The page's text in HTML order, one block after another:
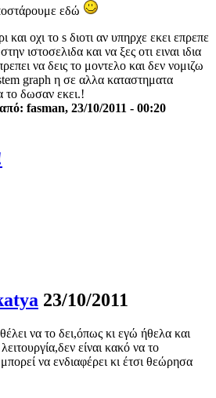
εδώ
και οχι το s διοτι αν υπηρχε εκει επρεπε
ιστοσελιδα και να ξες οτι ειναι ιδια
να δεις το μοντελο και δεν νομιζω
graph η σε αλλα καταστηματα
το δωσαν εκει.!
fasman, 23/10/2011 - 00:20
23/10/2011
να το δει,όπως κι εγώ ήθελα και
είναι κακό να το
να ενδιαφέρει κι έτσι θεώρησα